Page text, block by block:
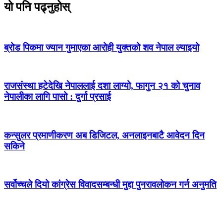
यो पनि पढ्नुहोस्
ब्रोड पिकमा ज्यान गुमाएका आरोही युक्तको शव नेपाल ल्याइयो
राजसंस्था हटेदेखि नेपाललाई दशा लाग्यो, फागुन २१ को चुनाव
नेपालीका लागि पासो : दुर्गा प्रसाई
कन्सुलर प्रमाणीकरण अब डिजिटल, अनलाइनबाटै आवेदन दिन
सकिने
सर्वोच्चले दियो कांग्रेस विवादसम्बन्धी मुद्दा पुनरावलोकन गर्न अनुमति